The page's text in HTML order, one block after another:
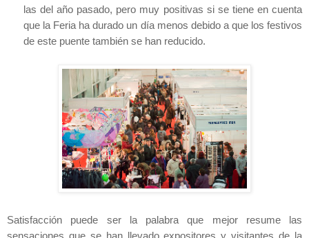
las del año pasado, pero muy positivas si se tiene en cuenta
que la Feria ha durado un día menos debido a que los festivos
de este puente también se han reducido.
Satisfacción puede ser la palabra que mejor resume las
sensaciones que se han llevado expositores y visitantes de la